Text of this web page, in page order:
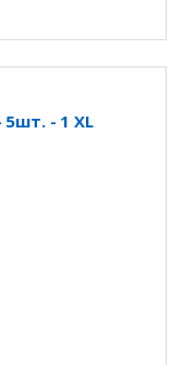
5шт. - 1 XL